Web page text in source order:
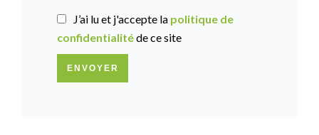
J’ai lu et j'accepte la politique de
confidentialitéde ce site
ENVOYER